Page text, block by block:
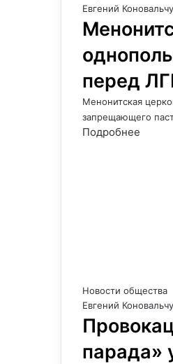
Евгений
перед
Менонитская
запрещающего
Подробнее
Новости общества
Евгений
парада»